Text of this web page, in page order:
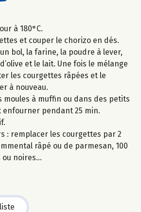
à 180°C.
et couper le chorizo en dés.
bol, la farine, la poudre à lever,
et le lait. Une fois le mélange
les courgettes râpées et le
à nouveau.
moules à muffin ou dans des petits
enfourner pendant 25 min.
: remplacer les courgettes par 2
râpé ou de parmesan, 100
ou noires…